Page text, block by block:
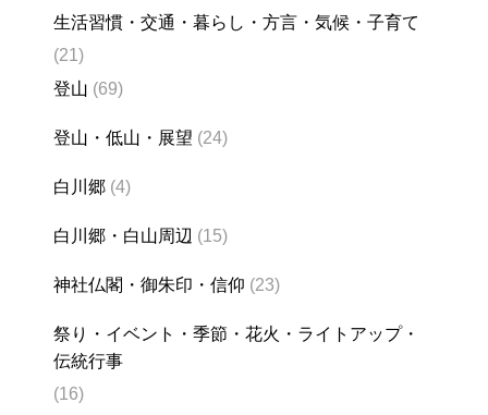
生活習慣・交通・暮らし・方言・気候・子育て
(21)
登山 (69)
登山・低山・展望 (24)
白川郷 (4)
白川郷・白山周辺 (15)
神社仏閣・御朱印・信仰 (23)
祭り・イベント・季節・花火・ライトアップ・
伝統行事
(16)